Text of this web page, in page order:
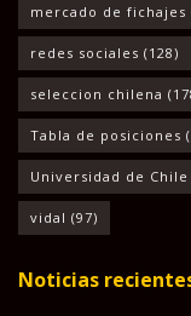
mercado de fichajes
redes sociales (128)
seleccion chilena
Tabla de posiciones
Universidad de Chile
vidal (97)
Noticias